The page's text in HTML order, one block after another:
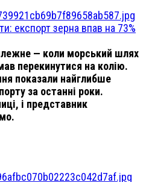
експорт зерна впав на 73%
— коли морський шлях
перекинутися на колію.
показали найглибше
за останні роки.
і представник